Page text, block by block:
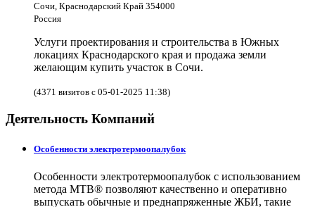
Сочи, Краснодарский Край 354000
Россия
Услуги проектирования и строительства в Южных
локациях Краснодарского края и продажа земли
желающим купить участок в Сочи.
(4371 визитов с 05-01-2025 11:38)
Деятельность Компаний
Особенности электротермоопалубок
Особенности электротермоопалубок с использованием
метода МТВ® позволяют качественно и оперативно
выпускать обычные и преднапряженные ЖБИ, такие